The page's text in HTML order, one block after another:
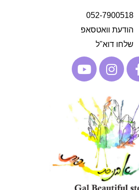
052-7900518
הודעת וואטסאפ
שלחו דוא"ל